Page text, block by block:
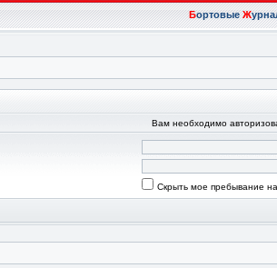
БортовыеЖ
Вам необходимо
Скрыть мое пребывание